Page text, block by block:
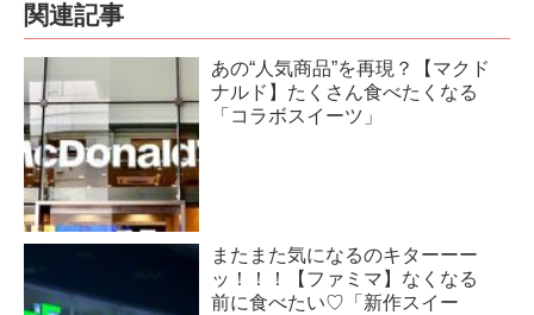
関連記事
あの“人気商品”を再現？【マクド
ナルド】たくさん食べたくなる
「コラボスイーツ」
またまた気になるのキターーー
ッ！！！【ファミマ】なくなる
前に食べたい♡「新作スイー